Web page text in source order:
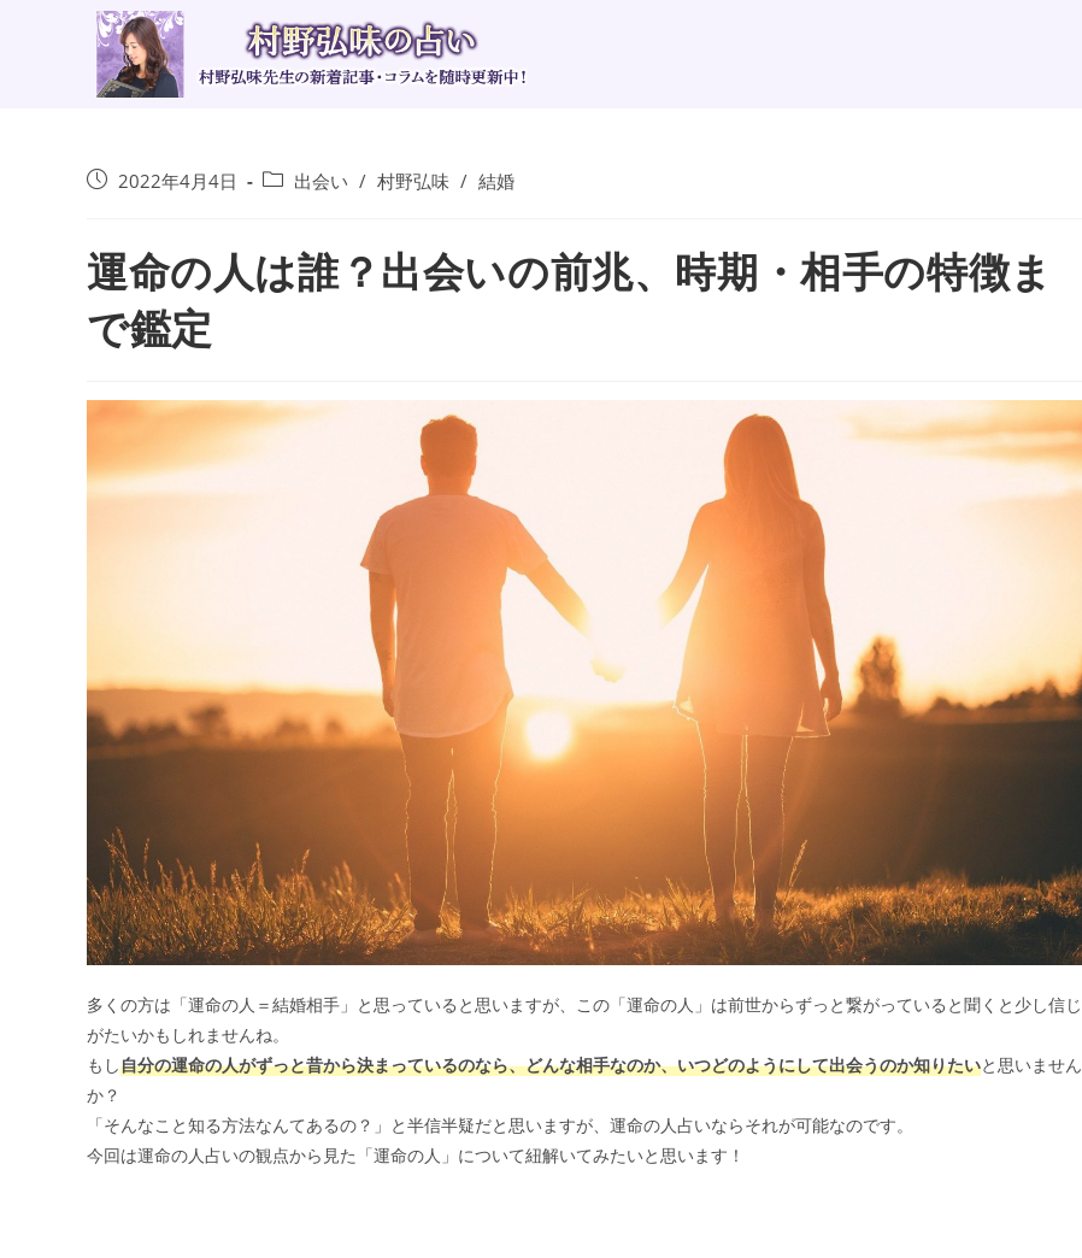
投
開
日:
2022年4月4日
投
テ
ゴ
出会い / 村野弘味 / 結婚
運命の人は誰？出会いの前兆、時期・相手の特徴ま
で鑑定
多くの方は「運命の人＝結婚相手」と思っていると思いますが、この「運命の人」は前世からずっと繋がっていると聞くと少し信じ
がたいかもしれませんね。
もし自分の運命の人がずっと昔から決まっているのなら、どんな相手なのか、いつどのようにして出会うのか知りたいと思いません
か？
「そんなこと知る方法なんてあるの？」と半信半疑だと思いますが、運命の人占いならそれが可能なのです。
今回は運命の人占いの観点から見た「運命の人」について紐解いてみたいと思います！